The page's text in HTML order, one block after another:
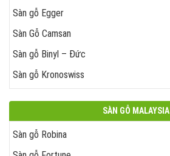
Sàn gỗ Egger
Sàn Gỗ Camsan
Sàn gỗ Binyl – Đức
Sàn gỗ Kronoswiss
SÀN GỖ MALAYSIA
Sàn gỗ Robina